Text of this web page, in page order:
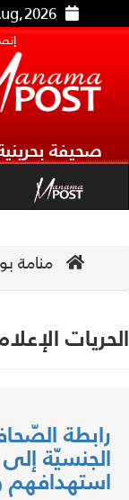
إتصل
صحيفة
منامة
رابطة
الجنسيّة
استهدافهم